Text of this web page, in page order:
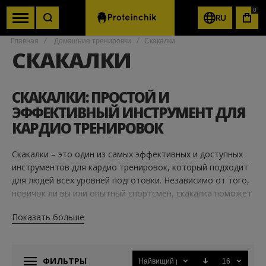
RU
0
Главная Домашние тренировки Скакалки
СКАКАЛКИ
СКАКАЛКИ: ПРОСТОЙ И
ЭФФЕКТИВНЫЙ ИНСТРУМЕНТ ДЛЯ
КАРДИО ТРЕНИРОВОК
Скакалки – это один из самых эффективных и доступных
инструментов для кардио тренировок, который подходит
для людей всех уровней подготовки. Независимо от того,
новичок ли вы или опытный спортсмен, скакалка поможет
сосудистую систему и сжечь калории.
СКАКАЛКОЙ:
Показать больше
ФИЛЬТРЫ Найвищий рейтинг 16